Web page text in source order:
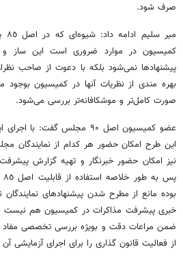
صرف شود.
کمیسیون در موارد ضروری است این ساز
پیشنهادها نمی‌شود بلکه با دعوت از صاحب
بهره مندی از نظریات آنها در کمیسیون
صورت کامل‌تر و موشکافانه‌تر بررسی می‌شود.
عضو کمیسیون اصل ۹۰ مجلس گفت:
این طرح امکان حضور هر کدام از نمایندگان
نیز امکان حضور خبرنگار و تهیه گزارش
بوده مانع از مطرح شدن پیشنهادهای
خبری پیشرفت مذاکرات در کمیسیون هم نیست
ضمن مراعات دقت و بویژه بررسی تخصصی مفاد
از فعالیت قانون گذاری را برای اجرای آزمایشی